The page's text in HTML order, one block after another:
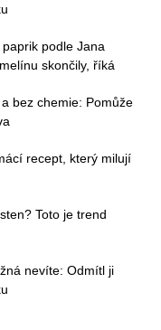
podle Jana
skončily, říká
bez chemie: Pomůže
recept, který milují
Toto je trend
nevíte: Odmítl ji